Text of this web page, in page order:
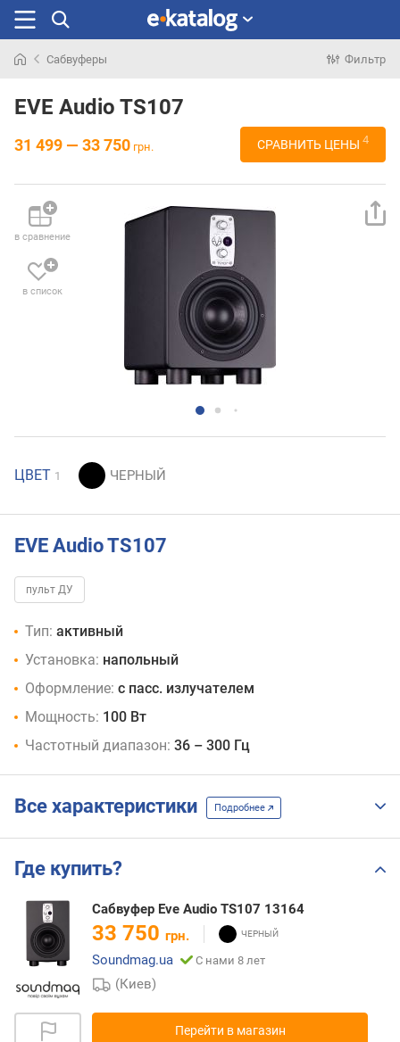
раньше
Сабвуферы Фильтр
EVE Audio TS107
31 499 — 33 750 грн. СРАВНИТЬ ЦЕНЫ 4
в сравнение
в список
ЦВЕТ 1
EVE Audio TS107
пульт ДУ
Тип: активный
Установка: напольный
Оформление: с пасс. излучателем
Мощность: 100 Вт
Частотный диапазон: 36 – 300 Гц
Все характеристики Подробнее
Где купить?
Сабвуфер Eve Audio TS107 13164
33 750 грн.
Soundmag.ua
С нами 8 лет
(Киев)
Перейти в магазин